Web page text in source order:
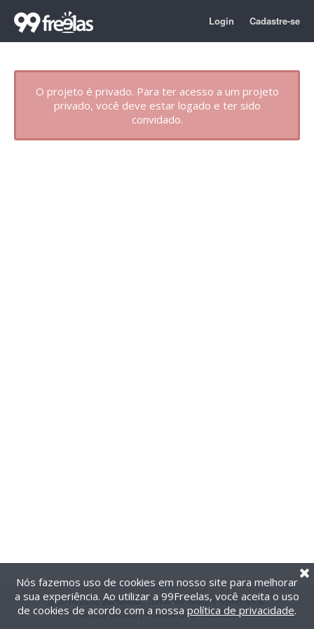
Login Cadastre-se
O projeto é privado. Para ter acesso a um projeto
privado, você deve estar logado e ter sido
convidado.
@2014-2026 99Freelas. Todos os direitos reservados.
Termos de uso| Política de privacidade
Nós fazemos uso de cookies em nosso site para melhorar
a sua experiência. Ao utilizar a 99Freelas, você aceita o uso
de cookies de acordo com a nossa política de privacidade.